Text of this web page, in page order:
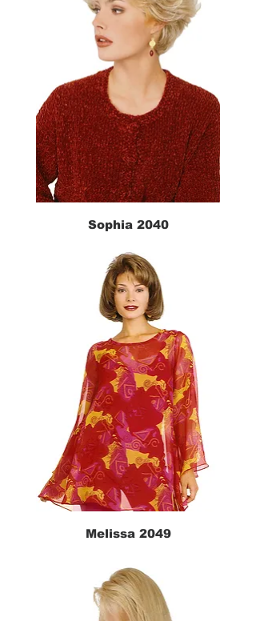
Sophia 2040
Melissa 2049